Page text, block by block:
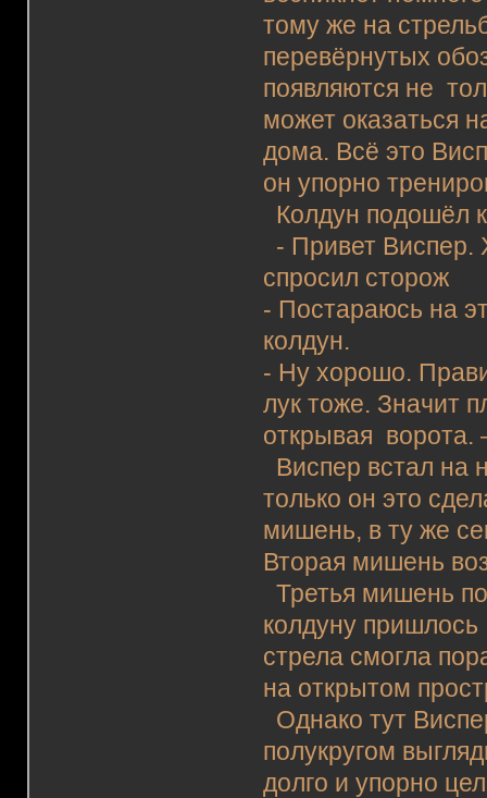
тому же на
перевёрнутых
появляются не
может оказаться
дома. Всё это
он упорно
Колдун подошёл
- Привет Виспер.
спросил сторож
- Постараюсь на
колдун.
- Ну хорошо.
лук тоже. Значит
открывая ворота.
Виспер встал на
только он это
мишень, в ту же
Вторая мишень
Третья мишень
колдуну пришлось
стрела смогла
на открытом
Однако тут
полукругом
долго и упорно